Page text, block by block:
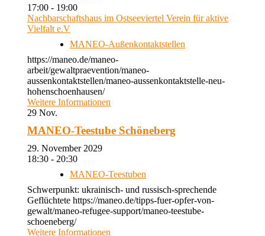
17:00 - 19:00
Nachbarschaftshaus im Ostseeviertel Verein für aktive
Vielfalt e.V
MANEO-Außenkontaktstellen
https://maneo.de/maneo-
arbeit/gewaltpraevention/maneo-
aussenkontaktstellen/maneo-aussenkontaktstelle-neu-
hohenschoenhausen/
Weitere Informationen
29 Nov.
MANEO-Teestube Schöneberg
29. November 2029
18:30 - 20:30
MANEO-Teestuben
Schwerpunkt: ukrainisch- und russisch-sprechende
Geflüchtete https://maneo.de/tipps-fuer-opfer-von-
gewalt/maneo-refugee-support/maneo-teestube-
schoeneberg/
Weitere Informationen